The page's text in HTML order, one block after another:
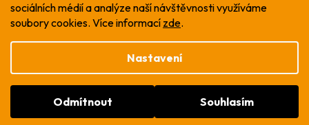
sociálních médií a analýze naší návštěvnosti využíváme
soubory cookies. Více informací zde.
Nastavení
Odmítnout Souhlasím
Vytvořil Shoptet
Copyright 2026
. Všechna práva
vyhrazena.Upravit nastavení cookies